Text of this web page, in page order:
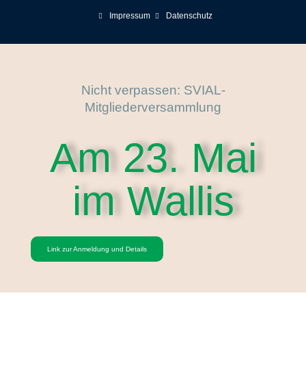
Impressum Datenschutz
Nicht verpassen: SVIAL-
Mitgliederversammlung
Am 23. Mai
im Wallis
Link zur Anmeldung und Details